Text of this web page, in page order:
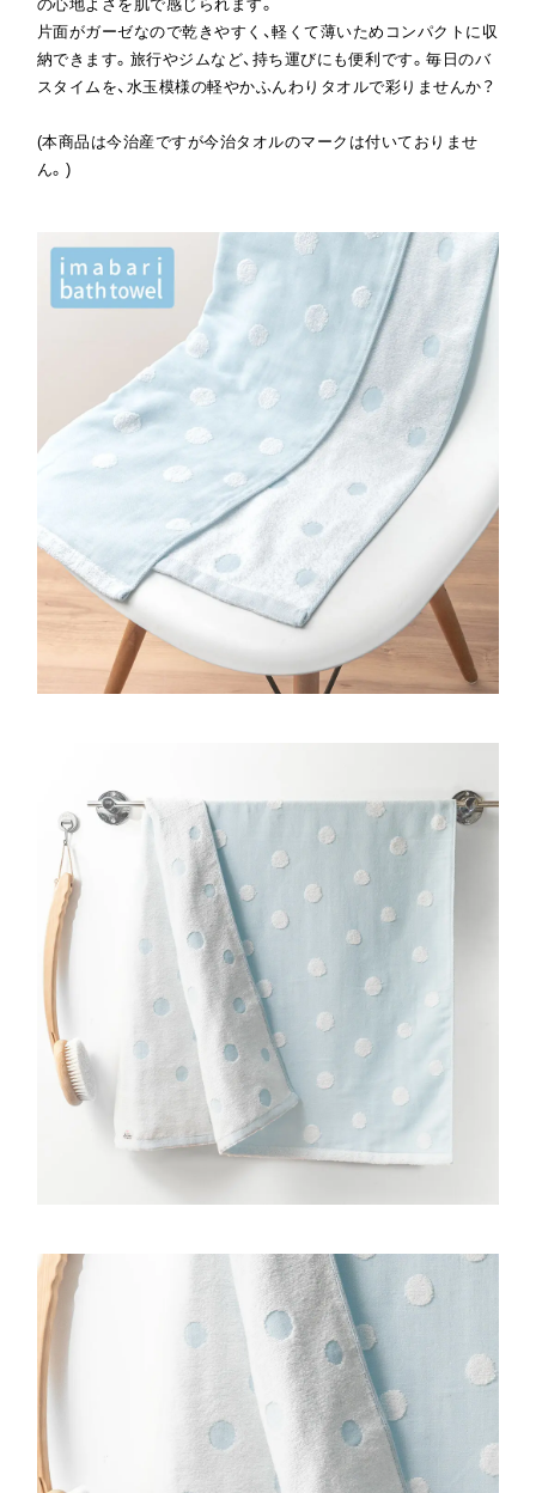
の心地よさを肌で感じられます。
片面がガーゼなので乾きやすく、軽くて薄いためコンパクトに収
納できます。旅行やジムなど、持ち運びにも便利です。毎日のバ
スタイムを、水玉模様の軽やかふんわりタオルで彩りませんか？
(本商品は今治産ですが今治タオルのマークは付いておりませ
ん。)